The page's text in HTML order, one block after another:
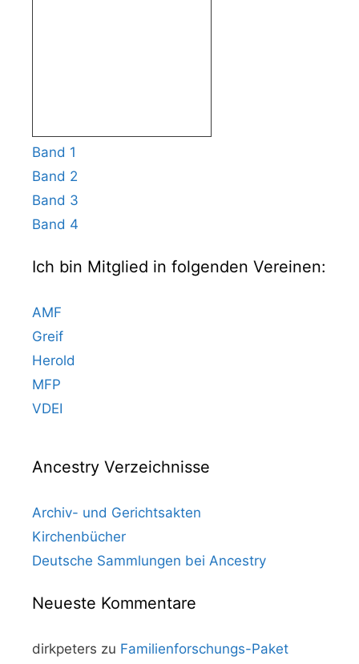
Band 1
Band 2
Band 3
Band 4
Ich bin Mitglied in folgenden Vereinen:
AMF
Greif
Herold
MFP
VDEI
Ancestry Verzeichnisse
Archiv- und Gerichtsakten
Kirchenbücher
Deutsche Sammlungen bei Ancestry
Neueste Kommentare
dirkpeters zu Familienforschungs-Paket